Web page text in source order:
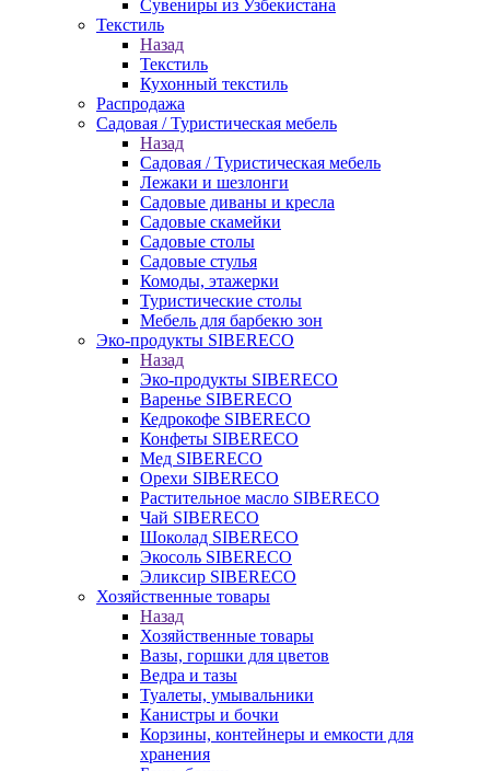
Сувениры из Узбекистана
Текстиль
Назад
Текстиль
Кухонный текстиль
Распродажа
Садовая / Туристическая мебель
Назад
Садовая / Туристическая мебель
Лежаки и шезлонги
Садовые диваны и кресла
Садовые скамейки
Садовые столы
Садовые стулья
Комоды, этажерки
Туристические столы
Мебель для барбекю зон
Эко-продукты SIBERECO
Назад
Эко-продукты SIBERECO
Варенье SIBERECO
Кедрокофе SIBERECO
Конфеты SIBERECO
Мед SIBERECO
Орехи SIBERECO
Растительное масло SIBERECO
Чай SIBERECO
Шоколад SIBERECO
Экосоль SIBERECO
Эликсир SIBERECO
Хозяйственные товары
Назад
Хозяйственные товары
Вазы, горшки для цветов
Ведра и тазы
Туалеты, умывальники
Канистры и бочки
Корзины, контейнеры и емкости для
хранения